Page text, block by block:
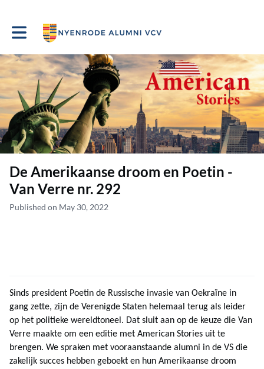
Toggle main navigation
De Amerikaanse droom en Poetin -
Van Verre nr. 292
Published on May 30, 2022
Sinds president Poetin de Russische invasie van Oekraïne in
gang zette, zijn de Verenigde Staten helemaal terug als leider
op het politieke wereldtoneel. Dat sluit aan op de keuze die Van
Verre maakte om een editie met American Stories uit te
brengen. We spraken met vooraanstaande alumni in de VS die
zakelijk succes hebben geboekt en hun Amerikaanse droom